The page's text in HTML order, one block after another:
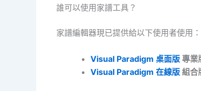
誰可以使用家譜工具？
家譜編輯器現已提供給以下使用者使用：
Visual Paradigm 桌面版 專業
Visual Paradigm 在線版 組合